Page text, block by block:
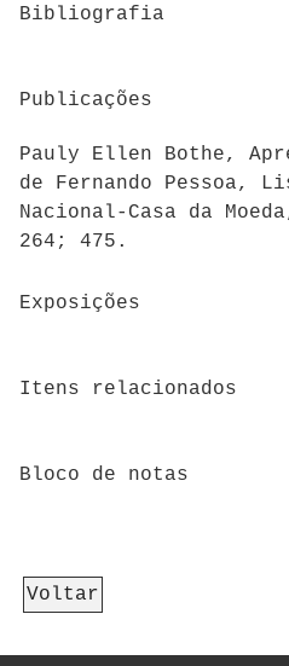
Bibliografia
Publicações
Pauly Ellen Bothe,
de Fernando Pessoa,
Nacional-Casa da
264; 475.
Exposições
Itens relacionados
Bloco de notas
Voltar